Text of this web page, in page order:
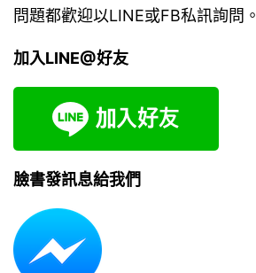
問題都歡迎以LINE或FB私訊詢問。
加入LINE@好友
臉書發訊息給我們